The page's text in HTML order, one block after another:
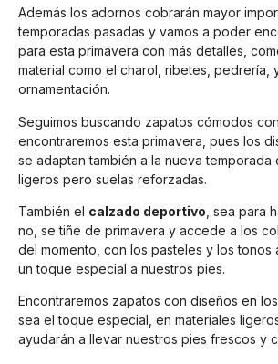
Además los adornos cobrarán mayor
temporadas pasadas y vamos a poder
para esta primavera con más detalles,
material como el charol, ribetes, pedrería,
ornamentación.
Seguimos buscando zapatos cómodos
encontraremos esta primavera, pues los
se adaptan también a la nueva temporada
ligeros pero suelas reforzadas.
También el calzado deportivo , sea para
no, se tiñe de primavera y accede a los
del momento, con los pasteles y los tonos
un toque especial a nuestros pies.
Encontraremos zapatos con diseños en
sea el toque especial, en materiales
ayudarán a llevar nuestros pies frescos y